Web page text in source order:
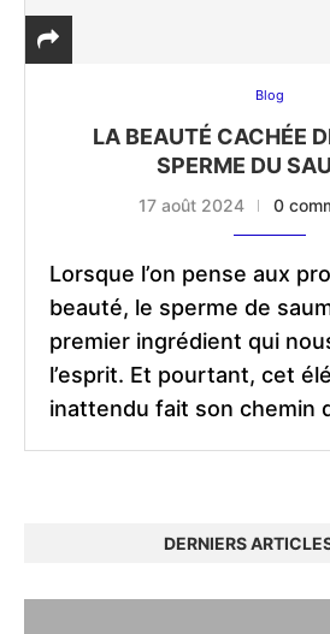
Blog
LA BEAUTÉ CACHÉE
SPERME DU
17 août 2024 0
Lorsque l’on pense aux
beauté, le sperme de
premier ingrédient qui
l’esprit. Et pourtant, cet
inattendu fait son chemin
DERNIERS